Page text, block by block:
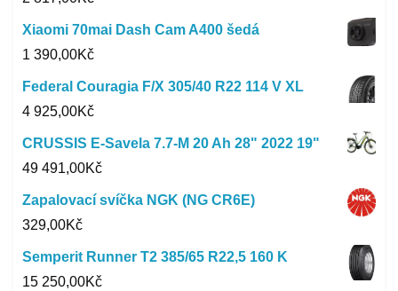
Xiaomi 70mai Dash Cam A400 šedá
1 390,00Kč
Federal Couragia F/X 305/40 R22 114 V XL
4 925,00Kč
CRUSSIS E-Savela 7.7-M 20 Ah 28" 2022 19"
49 491,00Kč
Zapalovací svíčka NGK (NG CR6E)
329,00Kč
Semperit Runner T2 385/65 R22,5 160 K
15 250,00Kč